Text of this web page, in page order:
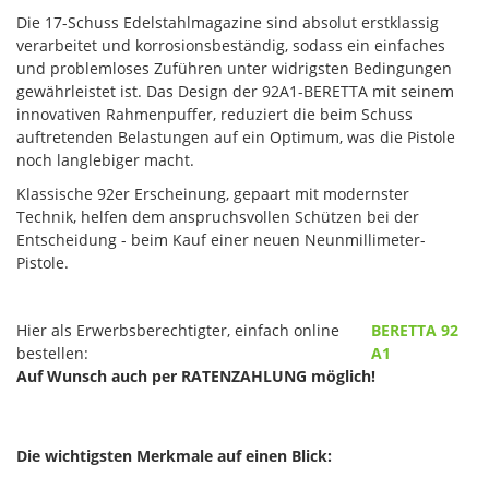
Die 17-Schuss Edelstahlmagazine sind absolut erstklassig
verarbeitet und korrosionsbeständig, sodass ein einfaches
und problemloses Zuführen unter widrigsten Bedingungen
gewährleistet ist. Das Design der 92A1-BERETTA mit seinem
innovativen Rahmenpuffer, reduziert die beim Schuss
auftretenden Belastungen auf ein Optimum, was die Pistole
noch langlebiger macht.
Klassische 92er Erscheinung, gepaart mit modernster
Technik, helfen dem anspruchsvollen Schützen bei der
Entscheidung - beim Kauf einer neuen Neunmillimeter-
Pistole.
Hier als Erwerbsberechtigter, einfach online
bestellen:
BERETTA 92
A1
Auf Wunsch auch per RATENZAHLUNG möglich!
Die wichtigsten Merkmale auf einen Blick: